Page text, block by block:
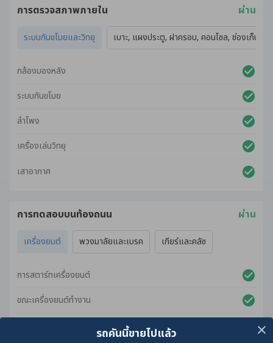
การตรวจสภาพภายใน ผ่าน
ระบบกันขโมยและวิทยุ เบาะ, แผงประตู, ฝาครอบ, คอนโซล, ช่องเก็บข
กล้องมองหลัง
ระบบกันขโมย
ลำโพง
เครื่องเล่นวิทยุ
เสาอากาศ
การทดสอบบนท้องถนน ผ่าน
เครื่องยนต์ พวงมาลัยและเบรค เกียร์และคลัช
การสตาร์ทเครื่องยนต์
ขณะเครื่องยนต์ทำงาน
รถคันนี้ขายไปแล้ว